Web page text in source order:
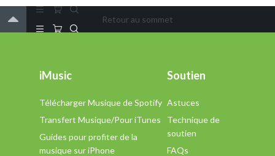
Retour au sommet
iMusic
Télécharger Musique de Spotify
Transfert Musique/Pour iTunes
Guides pour profiter de la
musique sur iPhone
Soutien
Astuces
Technique de
soutien
FAQs